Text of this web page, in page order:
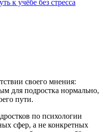
к учёбе без стресса
своего мнения:
для подростка нормально,
пути.
по психологии
сфер, а не конкретных